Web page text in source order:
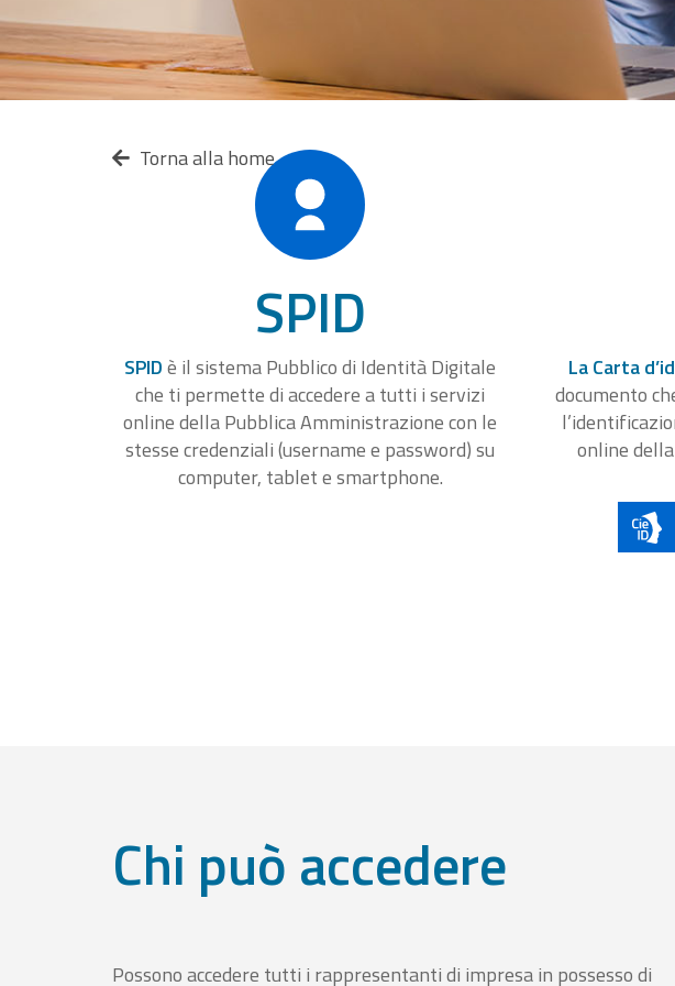
Torna alla home
SPID
SPIDè il sistema Pubblico di Identità Digitale
che ti permette di accedere a tutti i servizi
online della Pubblica Amministrazione con le
stesse credenziali (username e password) su
computer, tablet e smartphone.
La Carta
documento
online
Chi può accedere
Possono accedere tutti i rappresentanti di impresa in possesso di